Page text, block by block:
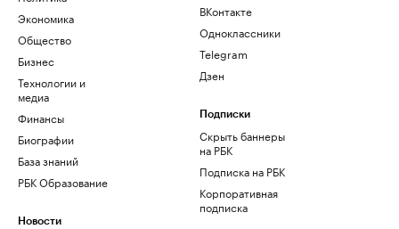
Экономика
Общество
Бизнес
Технологии и
медиа
Финансы
Биографии
База знаний
РБК Образование
Новости
ВКонтакте
Одноклассники
Telegram
Дзен
Подписки
Скрыть баннеры
на РБК
Подписка на РБК
Корпоративная
подписка